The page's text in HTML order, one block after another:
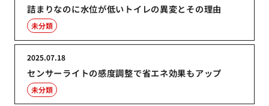
詰まりなのに水位が低いトイレの異変とその理由
未分類
センサーライトの感度調整で省エネ効果もアップ
2025.07.18
未分類